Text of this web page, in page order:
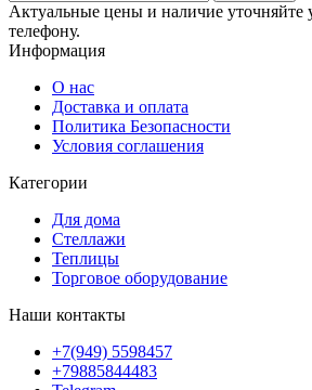
Актуальные цены и наличие уточняйте
телефону.
Информация
О нас
Доставка и оплата
Политика Безопасности
Условия соглашения
Категории
Для дома
Стеллажи
Теплицы
Торговое оборудование
Наши контакты
+7(949) 5598457
+79885844483